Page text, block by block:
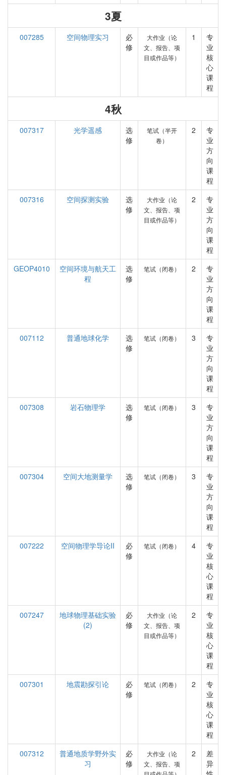
3夏
007285 空间物理实习
必
修
大作业（论
文、报告、项
目或作品等）
1
专
业
核
心
课
程
4秋
007317 光学遥感
选
修
笔试（半开
卷）
2
专
业
方
向
课
程
007316
空间探测实验
选
修
大作业（论
文、报告、项
目或作品等）
2
专
业
方
向
课
程
GEOP4010
空间环境与航天工
程
选
修
笔试（闭卷） 2
专
业
方
向
课
程
007112
普通地球化学
选
修
笔试（闭卷） 3
专
业
方
向
课
程
007308
岩石物理学
选
修
笔试（闭卷） 3
专
业
方
向
课
程
007304
空间大地测量学
选
修
笔试（闭卷） 3
专
业
方
向
课
程
007222
空间物理学导论II
必
修
笔试（闭卷） 4
专
业
核
心
课
程
007247
地球物理基础实验
(2)
必
修
大作业（论
文、报告、项
目或作品等）
2
专
业
核
心
课
程
007301
地震勘探引论
必
修
笔试（闭卷） 2
专
业
核
心
课
程
007312
普通地质学野外实
习
必
修
大作业（论
文、报告、项
2
差
异